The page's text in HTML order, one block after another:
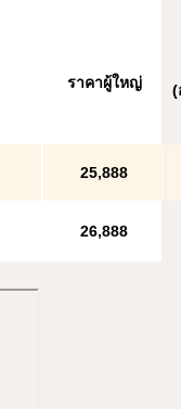
ราคาผู้ใหญ่ (
25,888
26,888